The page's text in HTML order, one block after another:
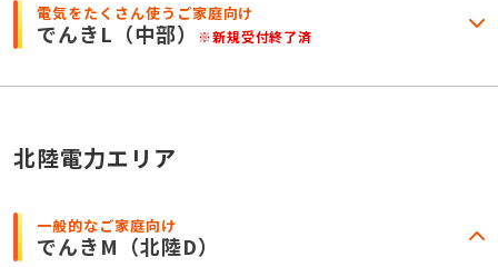
電気をたくさん使うご家庭向け
でんきL （中部） ※新規受付終了済
北陸電力エリア
一般的なご家庭向け
でんきM （北陸D）